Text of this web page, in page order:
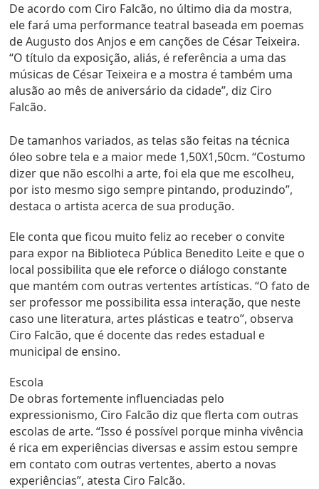
De acordo com Ciro Falcão, no último dia da mostra,
ele fará uma performance teatral baseada em poemas
de Augusto dos Anjos e em canções de César Teixeira.
“O título da exposição, aliás, é referência a uma das
músicas de César Teixeira e a mostra é também uma
alusão ao mês de aniversário da cidade”, diz Ciro
Falcão.
De tamanhos variados, as telas são feitas na técnica
óleo sobre tela e a maior mede 1,50X1,50cm. “Costumo
dizer que não escolhi a arte, foi ela que me escolheu,
por isto mesmo sigo sempre pintando, produzindo”,
destaca o artista acerca de sua produção.
Ele conta que ficou muito feliz ao receber o convite
para expor na Biblioteca Pública Benedito Leite e que o
local possibilita que ele reforce o diálogo constante
que mantém com outras vertentes artísticas. “O fato de
ser professor me possibilita essa interação, que neste
caso une literatura, artes plásticas e teatro”, observa
Ciro Falcão, que é docente das redes estadual e
municipal de ensino.
Escola
De obras fortemente influenciadas pelo
expressionismo, Ciro Falcão diz que flerta com outras
escolas de arte. “Isso é possível porque minha vivência
é rica em experiências diversas e assim estou sempre
em contato com outras vertentes, aberto a novas
experiências”, atesta Ciro Falcão.